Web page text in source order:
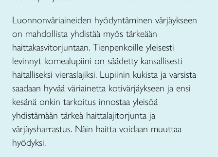
Luonnonväriaineiden hyödyntäminen värjäykseen
on mahdollista yhdistää myös tärkeään
haittakasvitorjuntaan. Tienpenkoille yleisesti
levinnyt komealupiini on säädetty kansallisesti
haitalliseksi vieraslajiksi. Lupiinin kukista ja varsista
saadaan hyvää väriainetta kotivärjäykseen ja ensi
kesänä onkin tarkoitus innostaa yleisöä
yhdistämään tärkeä haittalajitorjunta ja
värjäysharrastus. Näin haitta voidaan muuttaa
hyödyksi.